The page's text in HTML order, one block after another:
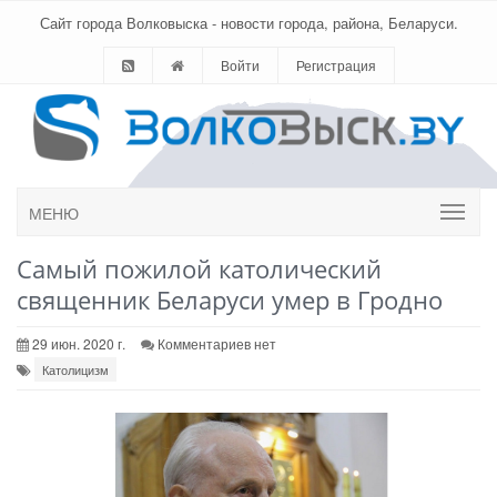
Сайт города Волковыска - новости города, района, Беларуси.
Войти Регистрация
МЕНЮ
Самый пожилой католический
священник Беларуси умер в Гродно
29 июн. 2020 г. Комментариев нет
Католицизм